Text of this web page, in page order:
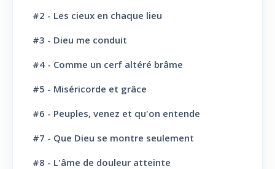
Jésus-Christ: Son Amour
Le Saint-Esprit
La Parole de Dieu, sa Loi
L' Eglise: Promesse
L' Eglise: Commission fraternelle
#2 - Les cieux en chaque lieu
#3 - Dieu me conduit
#4 - Comme un cerf altéré brâme
#5 - Miséricorde et grâce
#6 - Peuples, venez et qu'on entende
#7 - Que Dieu se montre seulement
#8 - L'âme de douleur atteinte